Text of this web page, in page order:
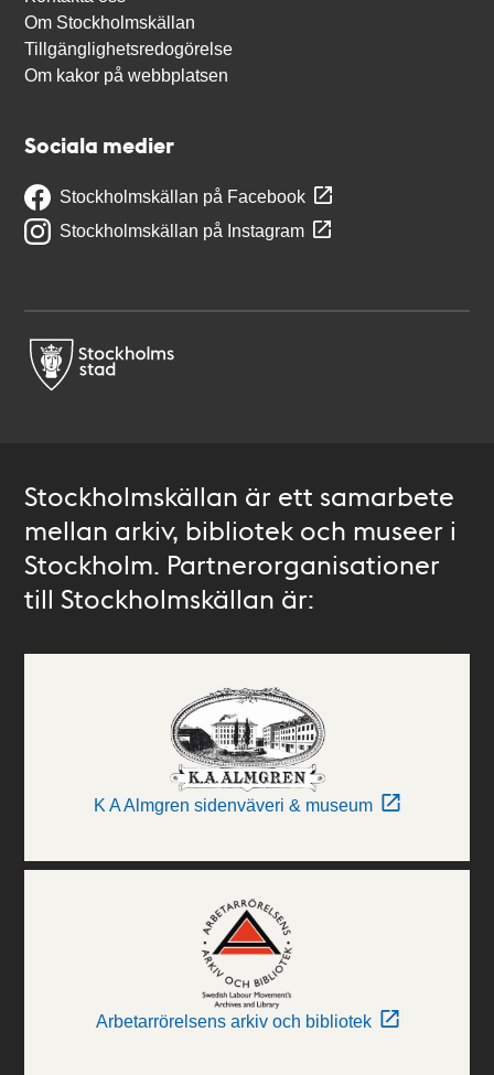
Om Stockholmskällan
Tillgänglighetsredogörelse
Om kakor på webbplatsen
Sociala medier
Stockholmskällan på Facebook
Stockholmskällan på Instagram
Stockholmskällan är ett samarbete
mellan arkiv, bibliotek och museer i
Stockholm. Partnerorganisationer
till Stockholmskällan är:
K A Almgren sidenväveri & museum
Arbetarrörelsens arkiv och bibliotek